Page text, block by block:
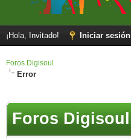
¡Hola, Invitado! Iniciar sesión
Foros Digisoul
Error
Foros Digisoul